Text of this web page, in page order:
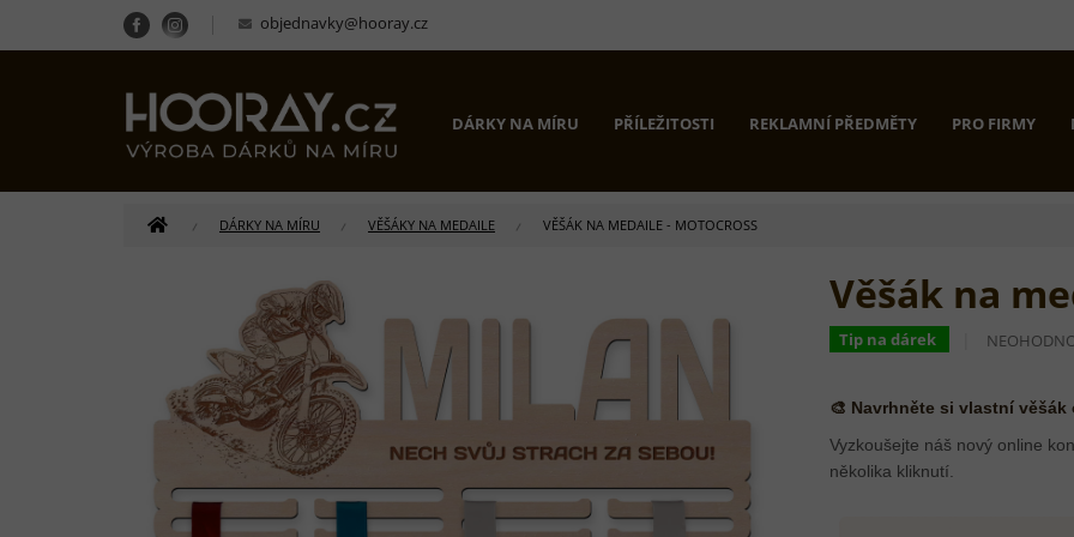
obsah
objednavky@hooray.cz
DÁRKY NA MÍRU PŘÍLEŽITOSTI REKLAMNÍ PŘEDMĚTY PRO FIRMY
DOMŮ DÁRKY NA MÍRU VĚŠÁKY NA MEDAILE VĚŠÁK NA MEDAILE - MOTOCROSS
Věšák na
Tip na dárek
PRŮMĚRNÉ
JE
0,0
Z
5
🎨 Navrhněte si vlastní věšák
Vyzkoušejte náš nový online
několika kliknutí.